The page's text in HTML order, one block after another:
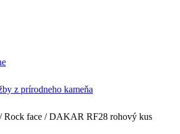
z prírodneho kameňa
Rock face / DAKAR RF28 rohový kus